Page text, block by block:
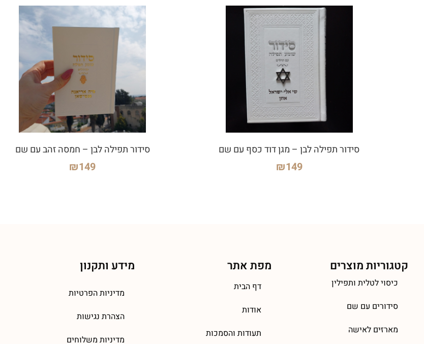
סידור תפילה לבן – מגן דוד כסף עם שם
₪149
סידור תפילה לבן – חמסה זהב עם שם
₪149
קטגוריות מוצרים
כיסוי לטלית ותפילין
סידורים עם שם
מארזים לאישה
מפת אתר
דף הבית
אודות
תעודות והסמכות
מידע ותקנון
מדיניות הפרטיות
הצהרת נגישות
מדיניות משלוחים